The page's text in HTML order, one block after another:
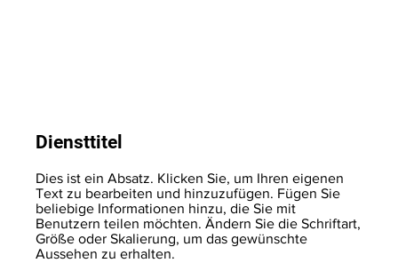
Diensttitel
Dies ist ein Absatz. Klicken Sie, um Ihren eigenen
Text zu bearbeiten und hinzuzufügen. Fügen Sie
beliebige Informationen hinzu, die Sie mit
Benutzern teilen möchten. Ändern Sie die Schriftart,
Größe oder Skalierung, um das gewünschte
Aussehen zu erhalten.